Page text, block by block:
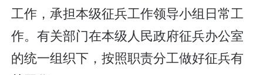
工作，承担本级征兵工作领导小组日常工
作。有关部门在本级人民政府征兵办公室
的统一组织下，按照职责分工做好征兵有